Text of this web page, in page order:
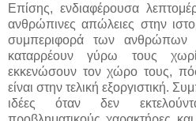
Επίσης, ενδιαφέρουσα
ανθρώπινες απώλειες στην
συμπεριφορά των ανθρώπων
καταρρέουν γύρω τους
εκκενώσουν τον χώρο τους,
είναι στην τελική εξοργιστική.
ιδέες όταν δεν